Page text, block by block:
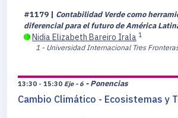
#1179 | Contabilidad Verde como
diferencial para el futuro de América
Nidia Elizabeth Bareiro Irala 1
1 - Universidad Internacional Tres
13:30 - 15:30 Eje - 6 - Ponencias
Cambio Climático - Ecosistemas y